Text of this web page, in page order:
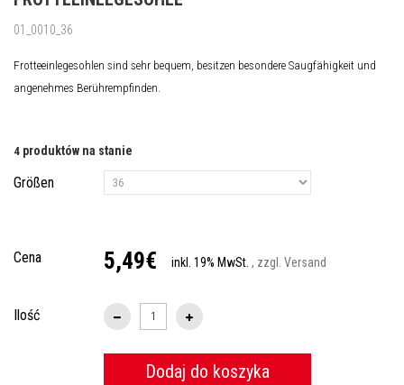
01_0010_36
Frotteeinlegesohlen sind sehr bequem, besitzen besondere Saugfähigkeit und
angenehmes Berührempfinden.
4 produktów na stanie
Größen
Cena 5,49€ inkl. 19% MwSt. , zzgl. Versand
Ilość
Dodaj do koszyka